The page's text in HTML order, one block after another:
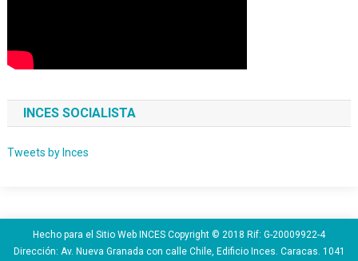
INCES SOCIALISTA
Tweets by Inces
Hecho para el Sitio Web INCES Copyright © 2018 Rif: G-20009922-4
Dirección: Av. Nueva Granada con calle Chile, Edificio Inces. Caracas. 1041